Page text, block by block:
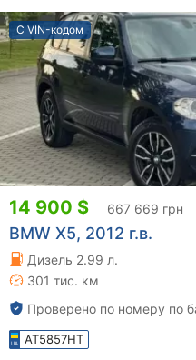
С VIN-кодом
14 900 $ 667 669 грн
BMW X5, 2012 г.в.
Дизель 2.99 л.
301 тис. км
Проверено по номеру по
AT5857HT